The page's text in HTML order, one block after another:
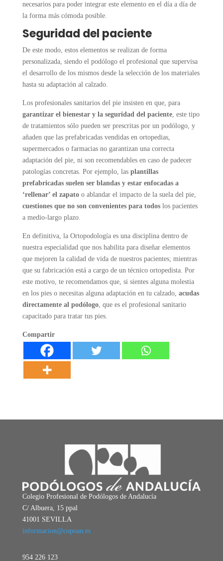
necesarios para poder integrar este elemento en el día a día de
la forma más cómoda posible.
Seguridad del paciente
De este modo, estos elementos se realizan de forma
personalizada, siendo el podólogo el profesional que supervisa
el desarrollo de los mismos desde la selección de los materiales
hasta su adaptación al calzado.
Los profesionales sanitarios del pie insisten en que, para
garantizar el bienestar y la seguridad del paciente, este tipo
de tratamientos sólo pueden ser prescritas por un podólogo, y
añaden que las prefabricadas vendidas en ortopedias,
supermercados o farmacias no garantizan una correcta
adaptación del pie, ni son recomendables en caso de padecer
patologías concretas. Por ejemplo, las plantillas
prefabricadas suelen ser blandas y estar enfocadas a
‘rellenar’ el zapatoo ablandar el impacto de la suela del pie,
cuestiones que no son convenientes para todoslos pacientes
a medio-largo plazo.
En definitiva, la Ortopodología es una disciplina dentro de
nuestra especialidad que nos habilita para diseñar elementos
que mejoren la calidad de vida de nuestros pacientes; mientras
que su fabricación está a cargo de un técnico ortopedista. Por
este motivo, te recomendamos que, si sientes alguna molestia
en los pies o necesitas alguna adaptación en tu calzado, acudas
directamente al podólogo, que es el profesional sanitario
capacitado para tratar tus pies.
Compartir
Colegio Profesional de Podólogos de Andalucía
C/ Albuera, 15 ppal
41001 SEVILLA
informacion@copoan.es
954 226 123